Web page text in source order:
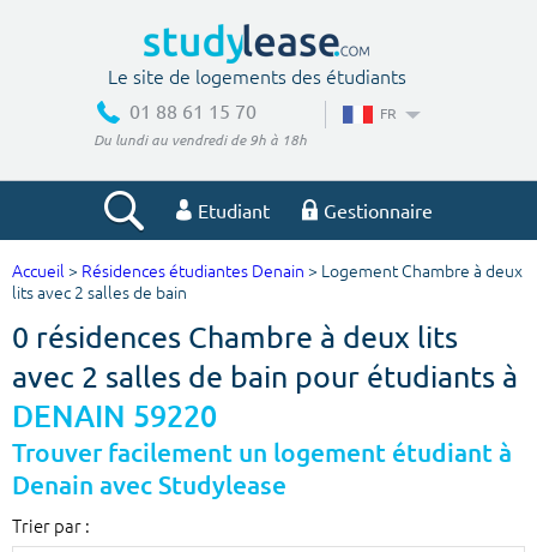
Le site de logements des étudiants
01 88 61 15 70
Du lundi au vendredi de 9h à 18h
FR
Etudiant Gestionnaire
Votre recherche
Ville, école
Budget min
€
Budget max
Accueil > Résidences étudiantes Denain > Logement Chambre à deux
lits avec 2 salles de bain
0 résidences Chambre à deux lits
avec 2 salles de bain pour étudiants à
DENAIN 59220
Trouver facilement un logement étudiant à
Denain avec Studylease
Trier par :